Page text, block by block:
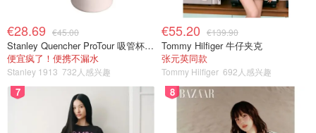
€28.69 €45.00
Stanley Quencher ProTour 吸管杯 0.59L
便宜疯了！便携不漏水
Stanley 1913 732人感兴趣
€55.20 €139.90
Tommy Hilfiger 牛仔夹克
张元英同款
Tommy Hilfiger 692人感兴趣
7 8